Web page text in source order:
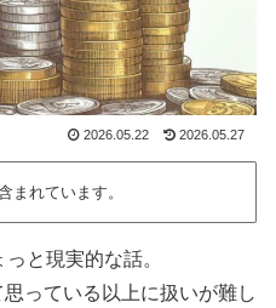
2026.05.22 2026.05.27
まれています。
と現実的な話。
っている以上に扱いが難し